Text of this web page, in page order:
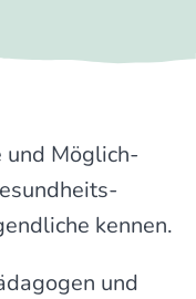
und Mög­lich­
kennen.
und